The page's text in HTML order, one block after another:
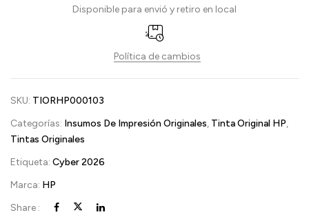
Disponible para envió y retiro en local
Política de cambios
SKU: TIORHP000103
Categorías: Insumos De Impresión Originales, Tinta Original HP,
Tintas Originales
Etiqueta: Cyber 2026
Marca: HP
Share :